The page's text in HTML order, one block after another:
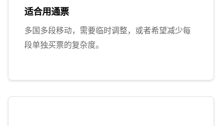
适合用通票
多国多段移动，需要临时调整，或者希望减少每
段单独买票的复杂度。